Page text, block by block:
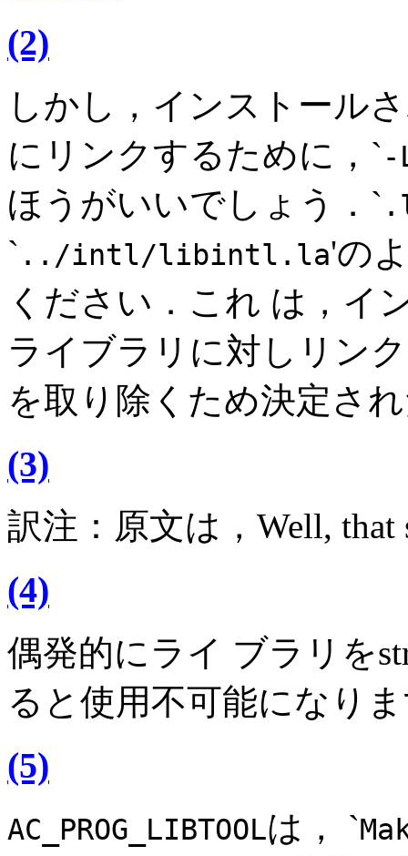
(2)
しかし，インストール
にリンクするために，` -
ほうがいいでしょう．`
` ../intl/libintl.la'の
ください．これ は，イ
ライブラリに対しリン
を取り除くため決定さ
(3)
訳注：原文は，Well, that
(4)
偶発的にライ ブラリを
ると使用不可能になり
(5)
AC_PROG_LIBTOOLは， `